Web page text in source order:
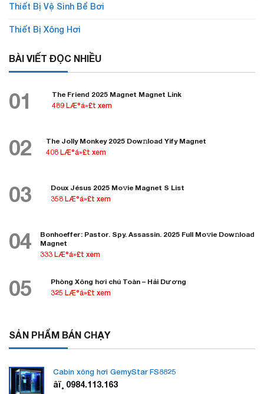
Thiết Bị Vệ Sinh Bể Bơi
Thiết Bị Xông Hơi
BÀI VIẾT ĐỌC NHIỀU
01
The Friend 2025 Magnet Magnet Link
489 LÆ°á»£t xem
02
The Jolly Monkey 2025 Dow𝚗load Yify Magnet
408 LÆ°á»£t xem
03
Doux Jésus 2025 Mo𝚟ie Magnet S List
358 LÆ°á»£t xem
04
Bonhoeffer: Pastor. Spy. Assassin. 2025 Full Mo𝚟ie Dow𝚗load
Magnet
333 LÆ°á»£t xem
05
Phòng Xông hơi chú Toàn – Hải Dương
325 LÆ°á»£t xem
SẢN PHẨM BÁN CHẠY
Cabin xông hơi GemyStar FS8825
âï¸ 0984.113.163